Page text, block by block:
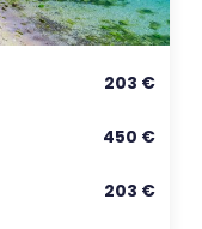
203 €
450 €
203 €